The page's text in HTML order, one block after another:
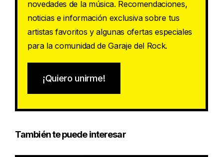
novedades de la música. Recomendaciones,
noticias e información exclusiva sobre tus
artistas favoritos y algunas ofertas especiales
para la comunidad de Garaje del Rock.
¡Quiero unirme!
También te puede interesar